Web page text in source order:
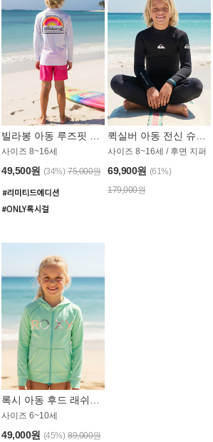
사이즈 8~16세
49,500원 (34%) 75,000원
사이즈 8~16세 / 후면 지퍼
69,900원 (61%)
179,000원
록시 아동 후드 래쉬가드 GT764MRX
사이즈 6~10세
49,000원 (45%) 89,000원